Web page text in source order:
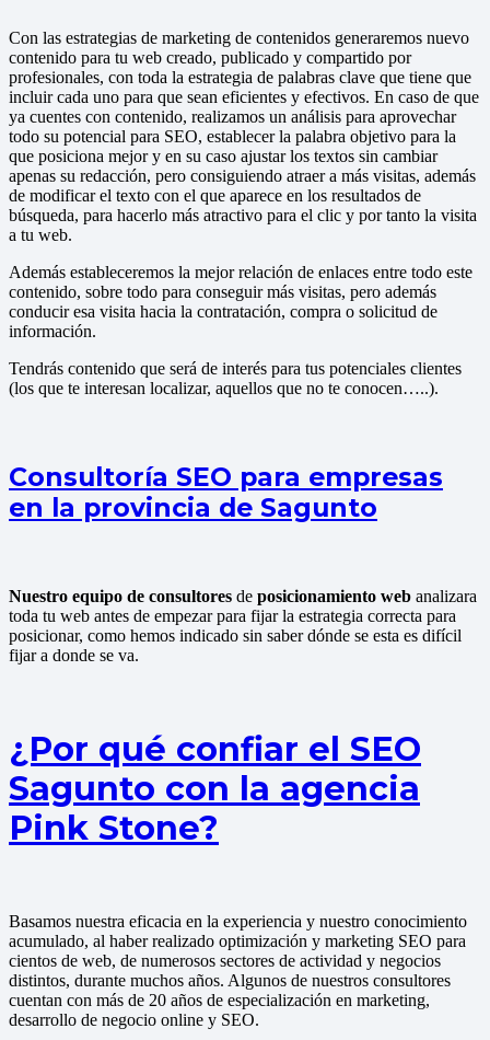
Con las estrategias de marketing de contenidos generaremos nuevo
contenido para tu web creado, publicado y compartido por
profesionales, con toda la estrategia de palabras clave que tiene que
incluir cada uno para que sean eficientes y efectivos. En caso de que
ya cuentes con contenido, realizamos un análisis para aprovechar
todo su potencial para SEO, establecer la palabra objetivo para la
que posiciona mejor y en su caso ajustar los textos sin cambiar
apenas su redacción, pero consiguiendo atraer a más visitas, además
de modificar el texto con el que aparece en los resultados de
búsqueda, para hacerlo más atractivo para el clic y por tanto la visita
a tu web.
Además estableceremos la mejor relación de enlaces entre todo este
contenido, sobre todo para conseguir más visitas, pero además
conducir esa visita hacia la contratación, compra o solicitud de
información.
Tendrás contenido que será de interés para tus potenciales clientes
(los que te interesan localizar, aquellos que no te conocen…..).
Consultoría SEO para empresas
en la provincia de Sagunto
Nuestro equipo de consultores de posicionamiento web analizara
toda tu web antes de empezar para fijar la estrategia correcta para
posicionar, como hemos indicado sin saber dónde se esta es difícil
fijar a donde se va.
¿Por qué confiar el SEO
Sagunto con la agencia
Pink Stone?
Basamos nuestra eficacia en la experiencia y nuestro conocimiento
acumulado, al haber realizado optimización y marketing SEO para
cientos de web, de numerosos sectores de actividad y negocios
distintos, durante muchos años. Algunos de nuestros consultores
cuentan con más de 20 años de especialización en marketing,
desarrollo de negocio online y SEO.